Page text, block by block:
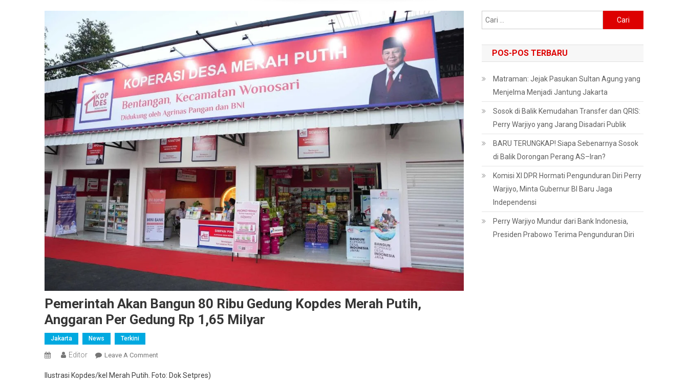
Pemerintah Akan Bangun 80 Ribu Gedung Kopdes Merah Putih,
Anggaran Per Gedung Rp 1,65 Milyar
Jakarta News Terkini
Editor Leave A CommentOn
Akan
Ilustrasi Kopdes/kel Merah Putih. Foto: Dok Setpres)
untuk:
POS-POS TERBARU
Matraman: Jejak Pasukan Sultan Agung yang
Menjelma Menjadi Jantung Jakarta
Sosok di Balik Kemudahan Transfer dan QRIS:
Perry Warjiyo yang Jarang Disadari Publik
BARU TERUNGKAP! Siapa Sebenarnya Sosok
di Balik Dorongan Perang AS–Iran?
Komisi XI DPR Hormati Pengunduran Diri Perry
Warjiyo, Minta Gubernur BI Baru Jaga
Independensi
Perry Warjiyo Mundur dari Bank Indonesia,
Presiden Prabowo Terima Pengunduran Diri